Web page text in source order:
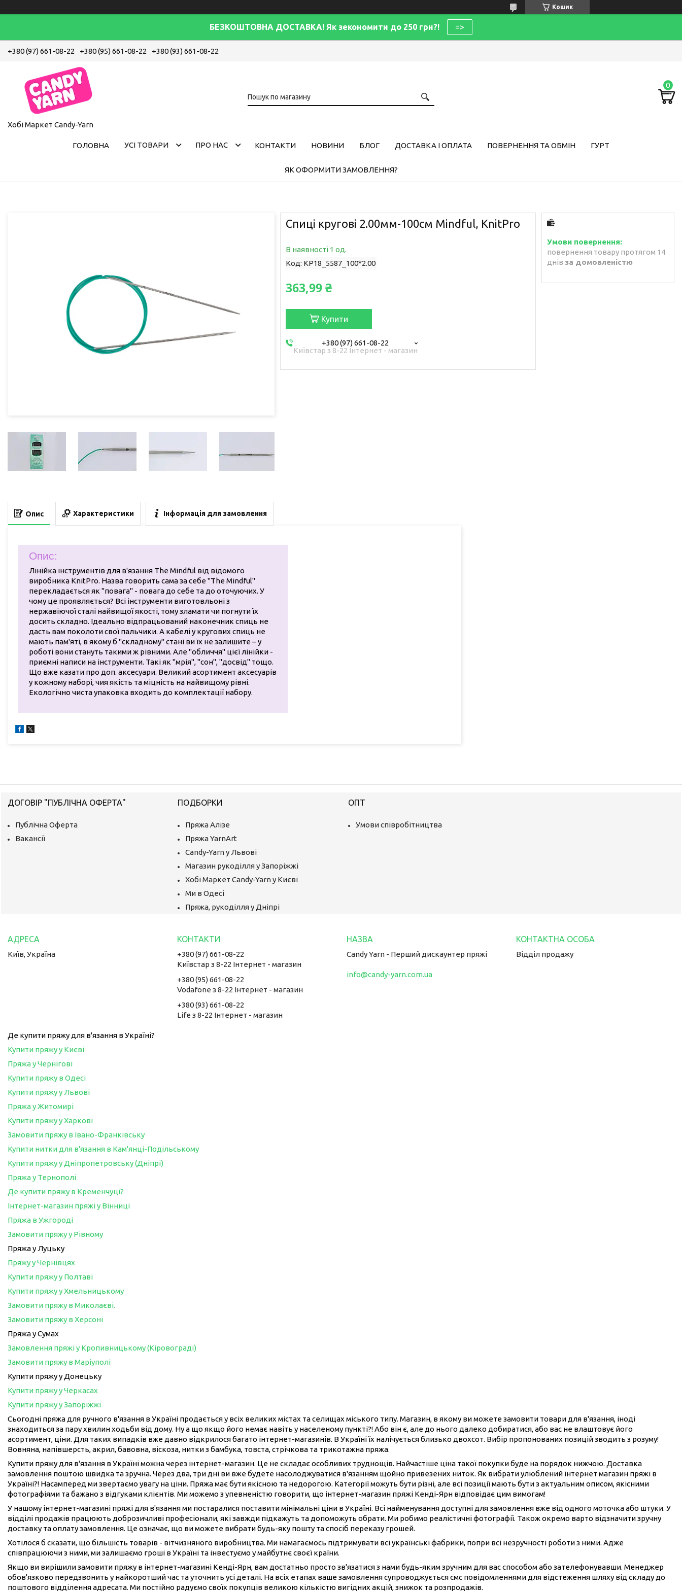
Кошик
БЕЗКОШТОВНА ДОСТАВКА! Як зекономити до 250 грн?! =>
+380 (97) 661-08-22 +380 (95) 661-08-22 +380 (93) 661-08-22
Хобі Маркет Candy-Yarn
ГОЛОВНА УСІ ТОВАРИ ПРО НАС КОНТАКТИ НОВИНИ БЛОГ ДОСТАВКА І ОПЛАТА ПОВЕРНЕННЯ ТА ОБМІН ГУРТ
ЯК ОФОРМИТИ ЗАМОВЛЕННЯ?
Спиці кругові 2.00мм-100см Mindful, KnitPro
В наявності 1 од.
Код: KP18_5587_100*2.00
363,99 ₴
Купити
+380 (97) 661-08-22
Київстар з 8-22 Інтернет - магазин
повернення товару протягом 14
днів за домовленістю
Опис Характеристики Інформація для замовлення
Опис:
Лінійка інструментів для в'язання The Mindful від відомого
виробника KnitPro. Назва говорить сама за себе "The Mindful"
перекладається як "повага" - повага до себе та до оточуючих. У
чому це проявляється? Всі інструменти виготовльоні з
нержавіючої сталі найвищої якості, тому зламати чи погнути їх
досить складно. Ідеально відпрацьований наконечник спиць не
дасть вам поколоти свої пальчики. А кабелі у кругових спиць не
мають пам'яті, в якому б "складному" стані ви їх не залишите – у
роботі вони стануть такими ж рівними. Але "обличчя" цієї лінійки -
приємні написи на інструменти. Такі як "мрія", "сон", "досвід" тощо.
Що вже казати про доп. аксесуари. Великий асортимент аксесуарів
у кожному наборі, чия якість та міцність на найвищому рівні.
Екологічно чиста упаковка входить до комплектації набору.
ДОГОВІР "ПУБЛІЧНА ОФЕРТА"
Публічна Оферта
Вакансії
ПОДБОРКИ
Пряжа Алізе
Пряжа YarnArt
Candy-Yarn у Львові
Магазин рукоділля у Запоріжжі
Хобі Маркет Candy-Yarn у Києві
Ми в Одесі
Пряжа, рукоділля у Дніпрі
ОПТ
Умови співробітництва
Київ, Україна
+380 (97) 661-08-22
Київстар з 8-22 Інтернет - магазин
+380 (95) 661-08-22
Vodafone з 8-22 Інтернет - магазин
+380 (93) 661-08-22
Life з 8-22 Інтернет - магазин
Candy Yarn - Перший дискаунтер пряжі
info@candy-yarn.com.ua
Відділ продажу
Де купити пряжу для в'язання в Україні?
Купити пряжу у Києві
Пряжа у Чернігові
Купити пряжу в Одесі
Купити пряжу у Львові
Пряжа у Житомирі
Купити пряжу у Харкові
Замовити пряжу в Івано-Франківську
Купити нитки для в'язання в Кам'янці-Подільському
Купити пряжу у Дніпропетровську (Дніпрі)
Пряжа у Тернополі
Де купити пряжу в Кременчуці?
Інтернет-магазин пряжі у Вінниці
Пряжа в Ужгороді
Замовити пряжу у Рівному
Пряжа у Луцьку
Пряжу у Чернівцях
Купити пряжу у Полтаві
Купити пряжу у Хмельницькому
Замовити пряжу в Миколаєві.
Замовити пряжу в Херсоні
Пряжа у Сумах
Замовлення пряжі у Кропивницькому (Кіровограді)
Замовити пряжу в Маріуполі
Купити пряжу у Донецьку
Купити пряжу у Черкасах
Купити пряжу у Запоріжжі
Сьогодні пряжа для ручного в'язання в Україні продається у всіх великих містах та селищах міського типу. Магазин, в якому ви можете замовити товари для в'язання, іноді
знаходиться за пару хвилин ходьби від дому. Ну а що якщо його немає навіть у населеному пункті?! Або він є, але до нього далеко добиратися, або вас не влаштовує його
асортимент, ціни. Для таких випадків вже давно відкрилося багато інтернет-магазинів. В Україні їх налічується близько двохсот. Вибір пропонованих позицій зводить з розуму!
Вовняна, напівшерсть, акрил, бавовна, віскоза, нитки з бамбука, товста, стрічкова та трикотажна пряжа.
Купити пряжу для в'язання в Україні можна через інтернет-магазин. Це не складає особливих труднощів. Найчастіше ціна такої покупки буде на порядок нижчою. Доставка
замовлення поштою швидка та зручна. Через два, три дні ви вже будете насолоджуватися в'язанням щойно привезених ниток. Як вибрати улюблений інтернет магазин пряжі в
Україні?! Насамперед ми звертаємо увагу на ціни. Пряжа має бути якісною та недорогою. Категорії можуть бути різні, але всі позиції мають бути з актуальним описом, якісними
фотографіями та бажано з відгуками клієнтів. Ми можемо з упевненістю говорити, що інтернет-магазин пряжі Кенді-Ярн відповідає цим вимогам!
У нашому інтернет-магазині пряжі для в'язання ми постаралися поставити мінімальні ціни в Україні. Всі найменування доступні для замовлення вже від одного моточка або штуки. У
відділі продажів працюють доброзичливі професіонали, які завжди підкажуть та допоможуть обрати. Ми робимо реалістичні фотографії. Також окремо варто відзначити зручну
доставку та оплату замовлення. Це означає, що ви можете вибрати будь-яку пошту та спосіб переказу грошей.
Хотілося б сказати, що більшість товарів - вітчизняного виробництва. Ми намагаємось підтримувати всі українські фабрики, попри всі незручності роботи з ними. Адже
співпрацюючи з ними, ми залишаємо гроші в Україні та інвестуємо у майбутнє своєї країни.
Якщо ви вирішили замовити пряжу в інтернет-магазині Кенді-Ярн, вам достатньо просто зв'язатися з нами будь-яким зручним для вас способом або зателефонувавши. Менеджер
обов'язково передзвонить у найкоротший час та уточнить усі деталі. На всіх етапах ваше замовлення супроводжується смс повідомленнями для відстеження шляху від складу до
поштового відділення адресата. Ми постійно радуємо своїх покупців великою кількістю вигідних акцій, знижок та розпродажів.